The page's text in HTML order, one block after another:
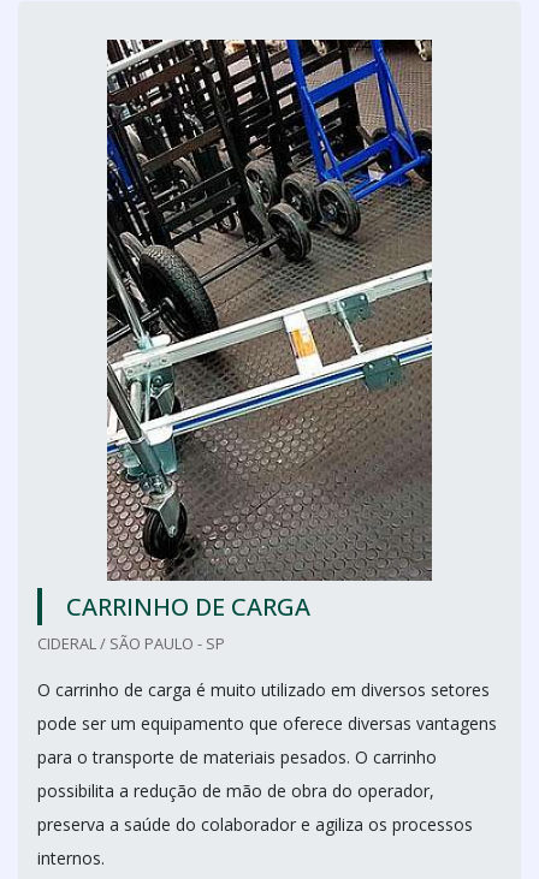
CARRINHO DE CARGA
CIDERAL / SÃO PAULO - SP
O carrinho de carga é muito utilizado em diversos setores
pode ser um equipamento que oferece diversas vantagens
para o transporte de materiais pesados. O carrinho
possibilita a redução de mão de obra do operador,
preserva a saúde do colaborador e agiliza os processos
internos.